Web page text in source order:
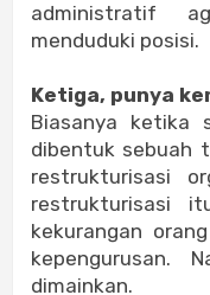
administratif
menduduki posisi.
Ketiga, punya
Biasanya ketika
dibentuk sebuah
restrukturisasi
restrukturisasi
kekurangan
kepengurusan.
dimainkan.